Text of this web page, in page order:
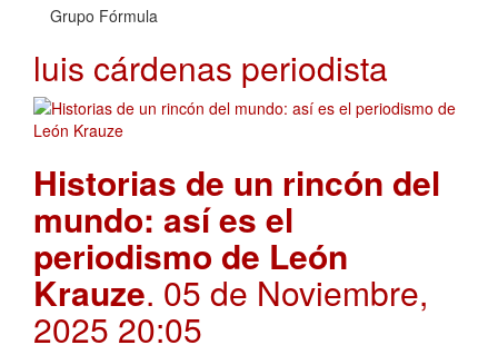
Grupo Fórmula
luis cárdenas periodista
Historias de un rincón del
mundo: así es el
periodismo de León
Krauze. 05 de Noviembre,
2025 20:05